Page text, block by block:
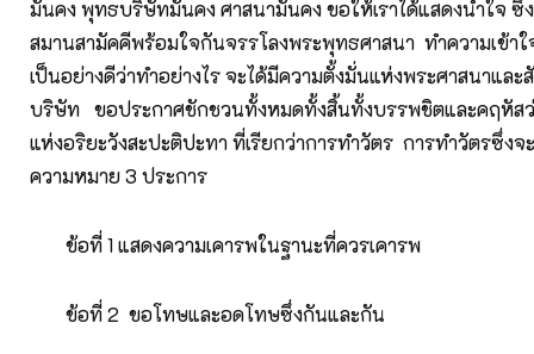
มั่นคง พุทธบริษัทมั่นคง ศาสนามั่นคง ขอให้เราได้แสดงน้ำใจ ซึ่
สมานสามัคคีพร้อมใจกันจรรโลงพระพุทธศาสนา ทำความเข้า
เป็นอย่างดีว่าทำอย่างไร จะได้มีความตั้งมั่นแห่งพระศาสนาแล
บริษัท ขอประกาศชักชวนทั้งหมดทั้งสิ้นทั้งบรรพชิตและคฤหัส
แห่งอริยะวังสะปะติปะทา ที่เรียกว่าการทำวัตร การทำวัตรซึ่งจ
ความหมาย 3 ประการ
ข้อที่ 1 แสดงความเคารพในฐานะที่ควรเคารพ
ข้อที่ 2 ขอโทษและอดโทษซึ่งกันและกัน